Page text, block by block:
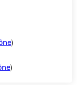
)
)